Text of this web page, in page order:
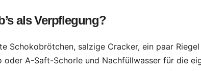
als Verpflegung?
Schokobrötchen, salzige Cracker, ein paar
oder A-Saft-Schorle und Nachfüllwasser für die